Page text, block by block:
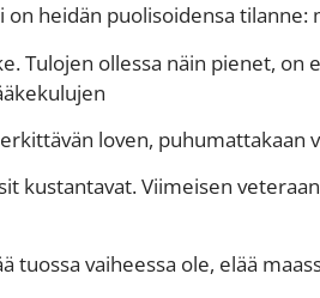
heidän puolisoidensa tilanne:
Tulojen ollessa näin pienet, on
loven, puhumattakaan
kustantavat. Viimeisen
tuossa vaiheessa ole, elää